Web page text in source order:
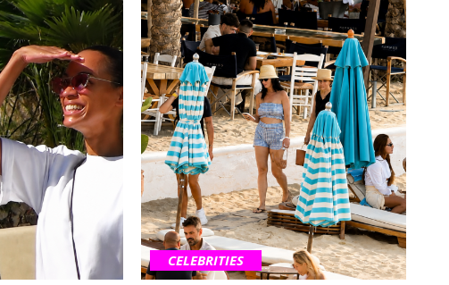
CELEBRITIES